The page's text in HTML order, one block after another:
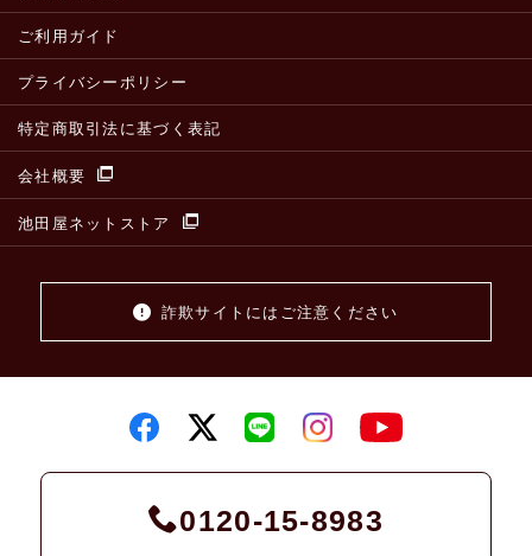
ご利用ガイド
プライバシーポリシー
特定商取引法に基づく表記
会社概要
池田屋ネットストア
詐欺サイトにはご注意ください
0120-15-8983